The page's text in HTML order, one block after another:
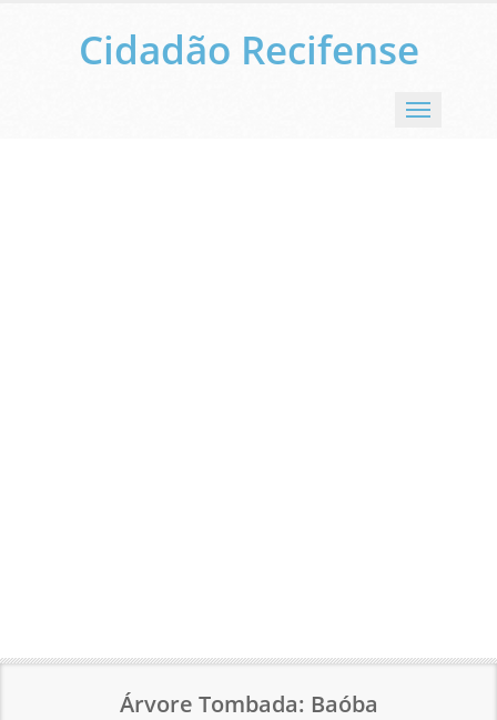
Cidadão Recifense
Menu
Árvore Tombada: Baóba